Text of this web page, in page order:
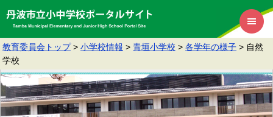
教育委員会トップ > 小学校情報 > 青垣小学校 > 各学年の様子 > 自然
学校